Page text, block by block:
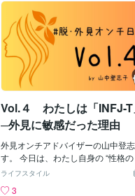
に楽になりました♪私が自分の容姿
いだった頃を思い出すと人の容姿に
てジャッジしたりブス・デブなど言
りする人こういう人に対してとても
く攻撃的だと思いものすごく権力を
ている様な存在だと思ってました。
そういう人に狙われない様に媚を売
りやたら褒めたりしてきました。
うな経験をしてきた方もいらっし
じゃないでしょうか？でも実際よー
察してみると様々な特徴を発見しま
た！前置きが長くなりましたが(笑)
では早速本題へ入っていこうと思
す！【人の容姿に対してイチャモ
Vol.４ わたしは「INFJ-
─外見に敏感だった理由
外見オンチアドバイザーの山中登
す。 今日は、わたし自身の “性格の
の話をしますね。「人の相談を聞
ライフスタイル
3